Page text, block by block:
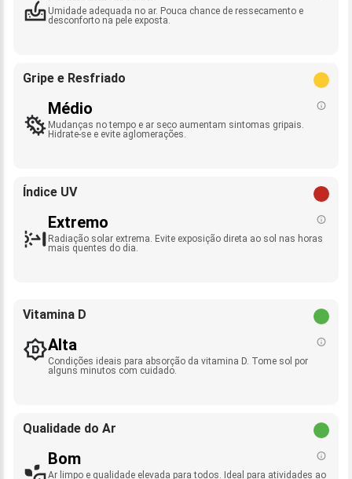
Umidade adequada no ar. Pouca chance de ressecamento e
desconforto na pele exposta.
Gripe e Resfriado
Médio
Mudanças no tempo e ar seco aumentam sintomas gripais.
Hidrate-se e evite aglomerações.
Índice UV
Extremo
Radiação solar extrema. Evite exposição direta ao sol nas horas
mais quentes do dia.
Vitamina D
Alta
Condições ideais para absorção da vitamina D. Tome sol por
alguns minutos com cuidado.
Qualidade do Ar
Bom
Ar limpo e qualidade elevada para todos. Ideal para atividades ao